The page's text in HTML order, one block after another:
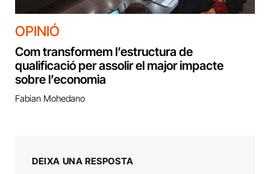
OPINIÓ
Com transformem l’estructura de
qualificació per assolir el major impacte
sobre l’economia
Fabian Mohedano
DEIXA UNA RESPOSTA